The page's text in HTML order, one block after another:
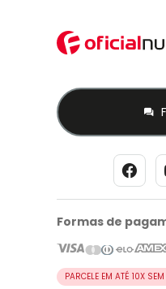
Formas de
PARCELE EM ATÉ 10X